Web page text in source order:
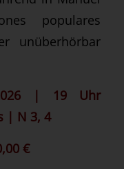
populares
unüberhörbar
| 19 Uhr
| N 3, 4
€